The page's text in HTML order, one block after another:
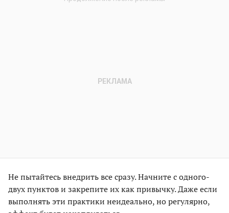
Не пытайтесь внедрить все сразу. Начните с одного-
двух пунктов и закрепите их как привычку. Даже если
выполнять эти практики неидеально, но регулярно,